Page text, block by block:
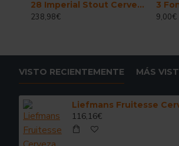
28 Imperial Stout Cerveza Belga Stout Imperial 30 Litros
238,98€
9,00€
VISTO RECIENTEMENTE MÁS
116,16€